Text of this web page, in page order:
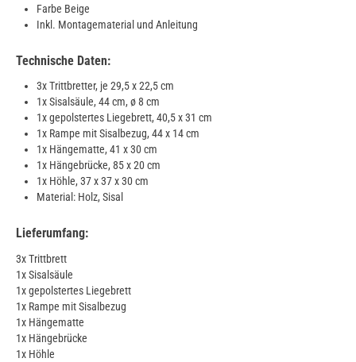
Farbe Beige
Inkl. Montagematerial und Anleitung
Technische Daten:
3x Trittbretter, je 29,5 x 22,5 cm
1x Sisalsäule, 44 cm, ø 8 cm
1x gepolstertes Liegebrett, 40,5 x 31 cm
1x Rampe mit Sisalbezug, 44 x 14 cm
1x Hängematte, 41 x 30 cm
1x Hängebrücke, 85 x 20 cm
1x Höhle, 37 x 37 x 30 cm
Material: Holz, Sisal
Lieferumfang:
3x Trittbrett
1x Sisalsäule
1x gepolstertes Liegebrett
1x Rampe mit Sisalbezug
1x Hängematte
1x Hängebrücke
1x Höhle